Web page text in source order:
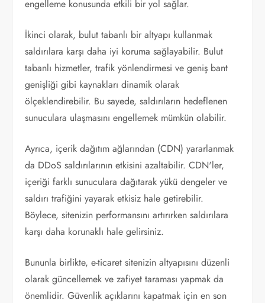
engelleme konusunda etkili bir yol sağlar.
İkinci olarak, bulut tabanlı bir altyapı kullanmak
saldırılara karşı daha iyi koruma sağlayabilir. Bulut
tabanlı hizmetler, trafik yönlendirmesi ve geniş bant
genişliği gibi kaynakları dinamik olarak
ölçeklendirebilir. Bu sayede, saldırıların hedeflenen
sunuculara ulaşmasını engellemek mümkün olabilir.
Ayrıca, içerik dağıtım ağlarından (CDN) yararlanmak
da DDoS saldırılarının etkisini azaltabilir. CDN'ler,
içeriği farklı sunuculara dağıtarak yükü dengeler ve
saldırı trafiğini yayarak etkisiz hale getirebilir.
Böylece, sitenizin performansını artırırken saldırılara
karşı daha korunaklı hale gelirsiniz.
Bununla birlikte, e-ticaret sitenizin altyapısını düzenli
olarak güncellemek ve zafiyet taraması yapmak da
önemlidir. Güvenlik açıklarını kapatmak için en son